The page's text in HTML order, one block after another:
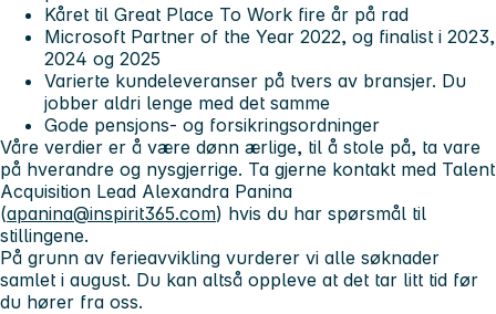
Kåret til Great Place To Work fire år på rad
Microsoft Partner of the Year 2022, og finalist i 2023,
2024 og 2025
Varierte kundeleveranser på tvers av bransjer. Du
jobber aldri lenge med det samme
Gode pensjons- og forsikringsordninger
Våre verdier er å være dønn ærlige, til å stole på, ta vare
på hverandre og nysgjerrige. Ta gjerne kontakt med Talent
Acquisition Lead Alexandra Panina
(apanina@inspirit365.com) hvis du har spørsmål til
stillingene.
På grunn av ferieavvikling vurderer vi alle søknader
samlet i august. Du kan altså oppleve at det tar litt tid før
du hører fra oss.